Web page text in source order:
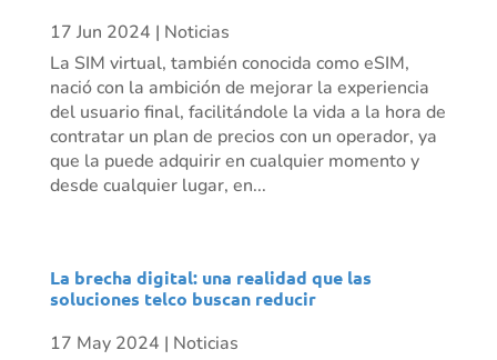
17 Jun 2024 | Noticias
La SIM virtual, también conocida como eSIM,
nació con la ambición de mejorar la experiencia
del usuario final, facilitándole la vida a la hora de
contratar un plan de precios con un operador, ya
que la puede adquirir en cualquier momento y
desde cualquier lugar, en...
La brecha digital: una realidad que las
soluciones telco buscan reducir
17 May 2024 | Noticias